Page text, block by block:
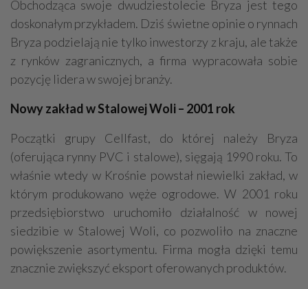
Obchodząca swoje dwudziestolecie Bryza jest tego
doskonałym przykładem. Dziś świetne opinie o rynnach
Bryza podzielają nie tylko inwestorzy z kraju, ale także
z rynków zagranicznych, a firma wypracowała sobie
pozycję lidera w swojej branży.
Nowy zakład w Stalowej Woli – 2001 rok
Początki grupy Cellfast, do której należy Bryza
(oferująca rynny PVC i stalowe), sięgają 1990 roku. To
właśnie wtedy w Krośnie powstał niewielki zakład, w
którym produkowano węże ogrodowe. W 2001 roku
przedsiębiorstwo uruchomiło działalność w nowej
siedzibie w Stalowej Woli, co pozwoliło na znaczne
powiększenie asortymentu. Firma mogła dzięki temu
znacznie zwiększyć eksport oferowanych produktów.